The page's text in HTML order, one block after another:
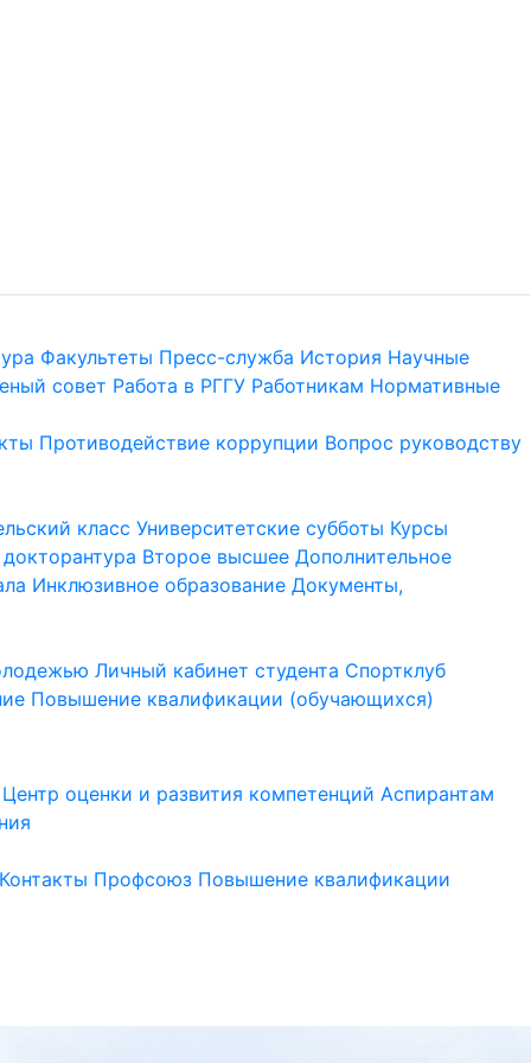
Факультеты Пресс-служба История Научные
совет Работа в РГГУ Работникам Нормативные
Противодействие коррупции Вопрос руководству
класс Университетские субботы Курсы
Второе высшее Дополнительное
Инклюзивное образование Документы,
Личный кабинет студента Спортклуб
Повышение квалификации (обучающихся)
Центр оценки и развития компетенций Аспирантам
Контакты Профсоюз Повышение квалификации